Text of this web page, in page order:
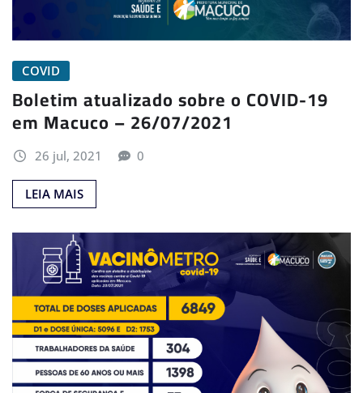
COVID
Boletim atualizado sobre o COVID-19
em Macuco – 26/07/2021
26 jul, 2021 0
LEIA MAIS